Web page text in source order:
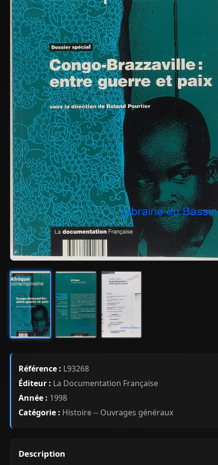
Référence : L93268
Éditeur : La Documentation Française
Année : 1998
Catégorie : Histoire -- Ouvrages généraux
Description